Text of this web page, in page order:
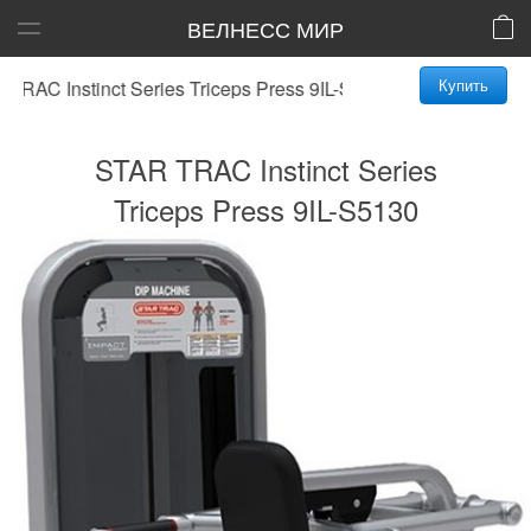
ВЕЛНЕСС МИР
Instinct Series Triceps Press 9IL-S5130 Купить
STAR TRAC Instinct Series
Triceps Press 9IL-S5130